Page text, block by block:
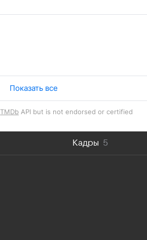
Показать все
TMDb API but is not endorsed or certified
Кадры 5